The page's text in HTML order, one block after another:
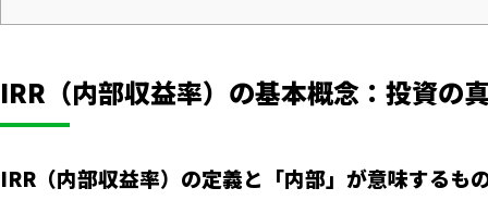
IRR（内部収益率）の基本概念：投資の
IRR（内部収益率）の定義と「内部」が意味するも